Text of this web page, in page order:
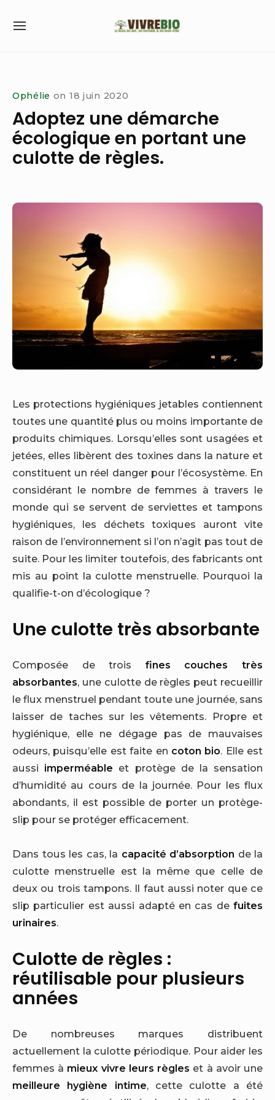
SITE
Ophélie on 18 juin 2020
Adoptez une démarche
écologique en portant une
culotte de règles.
Les protections hygiéniques jetables contiennent
toutes une quantité plus ou moins importante de
produits chimiques. Lorsqu’elles sont usagées et
jetées, elles libèrent des toxines dans la nature et
constituent un réel danger pour l’écosystème. En
considérant le nombre de femmes à travers le
monde qui se servent de serviettes et tampons
hygiéniques, les déchets toxiques auront vite
raison de l’environnement si l’on n’agit pas tout de
suite. Pour les limiter toutefois, des fabricants ont
mis au point la culotte menstruelle. Pourquoi la
qualifie-t-on d’écologique ?
Une culotte très absorbante
Composée de trois fines couches très
absorbantes, une culotte de règles peut recueillir
le flux menstruel pendant toute une journée, sans
laisser de taches sur les vêtements. Propre et
hygiénique, elle ne dégage pas de mauvaises
odeurs, puisqu’elle est faite en coton bio. Elle est
aussi imperméable et protège de la sensation
d’humidité au cours de la journée. Pour les flux
abondants, il est possible de porter un protège-
slip pour se protéger efficacement.
Dans tous les cas, la capacité d’absorption de la
culotte menstruelle est la même que celle de
deux ou trois tampons. Il faut aussi noter que ce
slip particulier est aussi adapté en cas de fuites
urinaires.
Culotte de règles :
réutilisable pour plusieurs
années
De nombreuses marques distribuent
actuellement la culotte périodique. Pour aider les
femmes à mieux vivre leurs règles et à avoir une
meilleure hygiène intime, cette culotte a été